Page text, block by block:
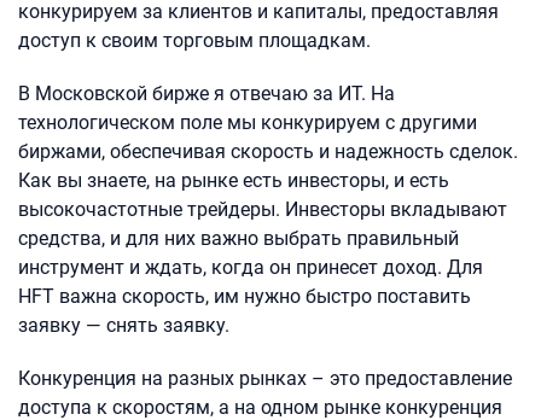
конкурируем за клиентов и капиталы, предоставляя
доступ к своим торговым площадкам.
В Московской бирже я отвечаю за ИТ. На
технологическом поле мы конкурируем с другими
биржами, обеспечивая скорость и надежность сделок.
Как вы знаете, на рынке есть инвесторы, и есть
высокочастотные трейдеры. Инвесторы вкладывают
средства, и для них важно выбрать правильный
инструмент и ждать, когда он принесет доход. Для
HFT важна скорость, им нужно быстро поставить
заявку — снять заявку.
Конкуренция на разных рынках – это предоставление
доступа к скоростям, а на одном рынке конкуренция